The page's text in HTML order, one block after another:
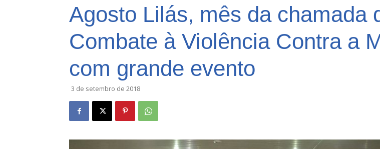
Agosto Lilás, mês da chamada
Combate à Violência Contra a
com grande evento
3 de setembro de 2018